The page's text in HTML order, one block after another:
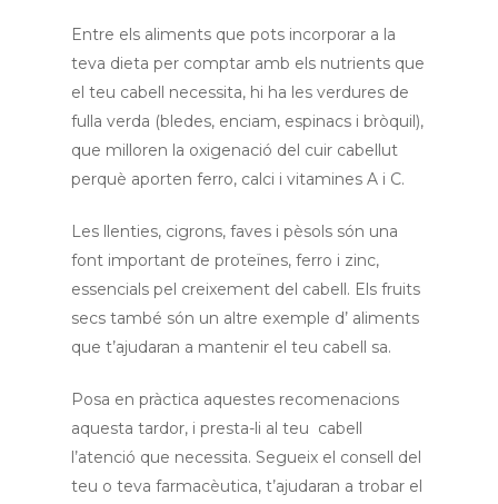
Entre els aliments que pots incorporar a la
teva dieta per comptar amb els nutrients que
el teu cabell necessita, hi ha les verdures de
fulla verda (bledes, enciam, espinacs i bròquil),
que milloren la oxigenació del cuir cabellut
perquè aporten ferro, calci i vitamines A i C.
Les llenties, cigrons, faves i pèsols són una
font important de proteïnes, ferro i zinc,
essencials pel creixement del cabell. Els fruits
secs també són un altre exemple d’ aliments
que t’ajudaran a mantenir el teu cabell sa.
Posa en pràctica aquestes recomenacions
aquesta tardor, i presta-li al teu cabell
l’atenció que necessita. Segueix el consell del
teu o teva farmacèutica, t’ajudaran a trobar el
Qui som
Serveis
Ortopèdia
Actualitat
Contacte